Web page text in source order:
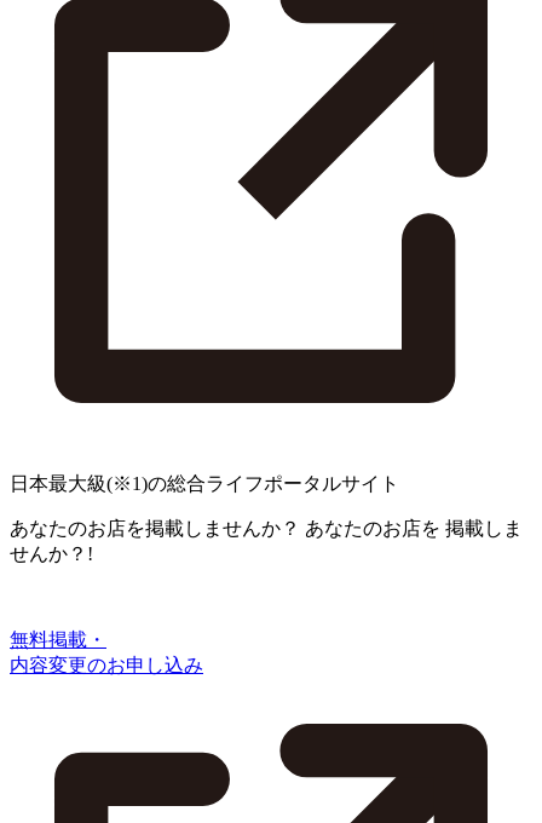
日本最大級(※1)の総合ライフポータルサイト
あなたのお店を掲載しませんか？ あなたのお店を 掲載しま
せんか？!
無料掲載・
内容変更のお申し込み